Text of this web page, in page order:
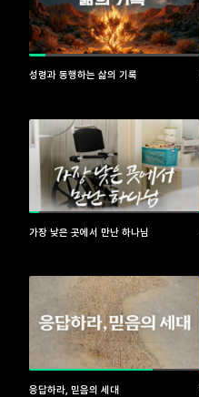
성령과 동행하는 삶의 기록
가장 낮은 곳에서 만난 하나님
응답하라, 믿음의 세대